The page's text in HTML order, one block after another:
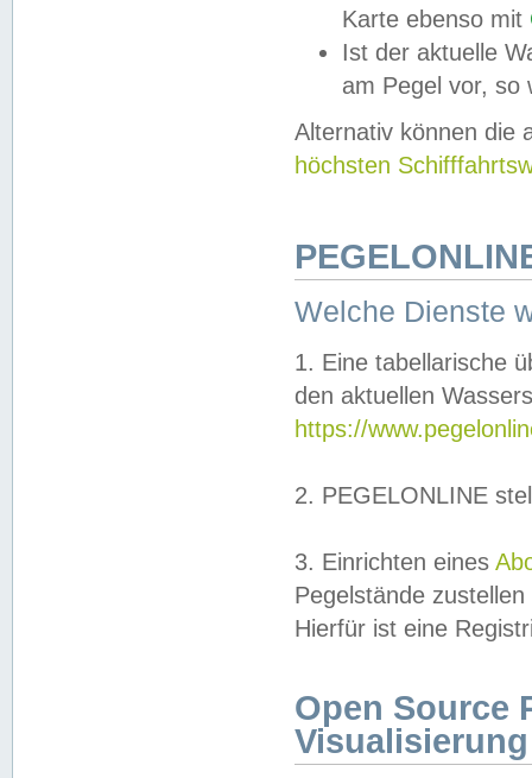
Karte ebenso mit
Ist der aktuelle
am Pegel vor,
Alternativ können die
höchsten
Welche Dienste
1. Eine tabellarische
den aktuellen
https://
2. PEGELONLINE
3. Einrichten eines
Pegelstände
Hierfür ist eine
Open Source
Visualisierung